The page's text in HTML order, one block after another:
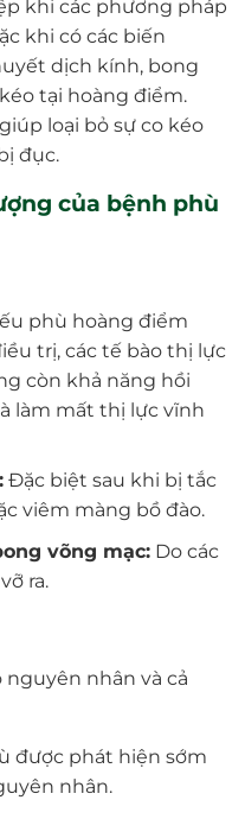
khi các phương pháp
khi có các biến
dịch kính, bong
tại hoàng điểm.
loại bỏ sự co kéo
đục.
của bệnh phù
phù hoàng điểm
trị, các tế bào thị lực
còn khả năng hồi
làm mất thị lực vĩnh
Đặc biệt sau khi bị tắc
viêm màng bồ đào.
võng mạc:Do các
ra.
nhân và cả
được phát hiện sớm
nhân.